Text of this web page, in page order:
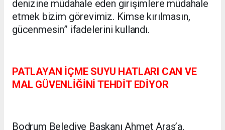
denizine müdahale eden girişimlere müdahale
etmek bizim görevimiz. Kimse kırılmasın,
gücenmesin” ifadelerini kullandı.
PATLAYAN İÇME SUYU HATLARI CAN VE
MAL GÜVENLİĞİNİ TEHDİT EDİYOR
Bodrum Belediye Başkanı Ahmet Aras’a,